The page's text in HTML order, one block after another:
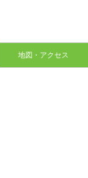
地図・アクセス